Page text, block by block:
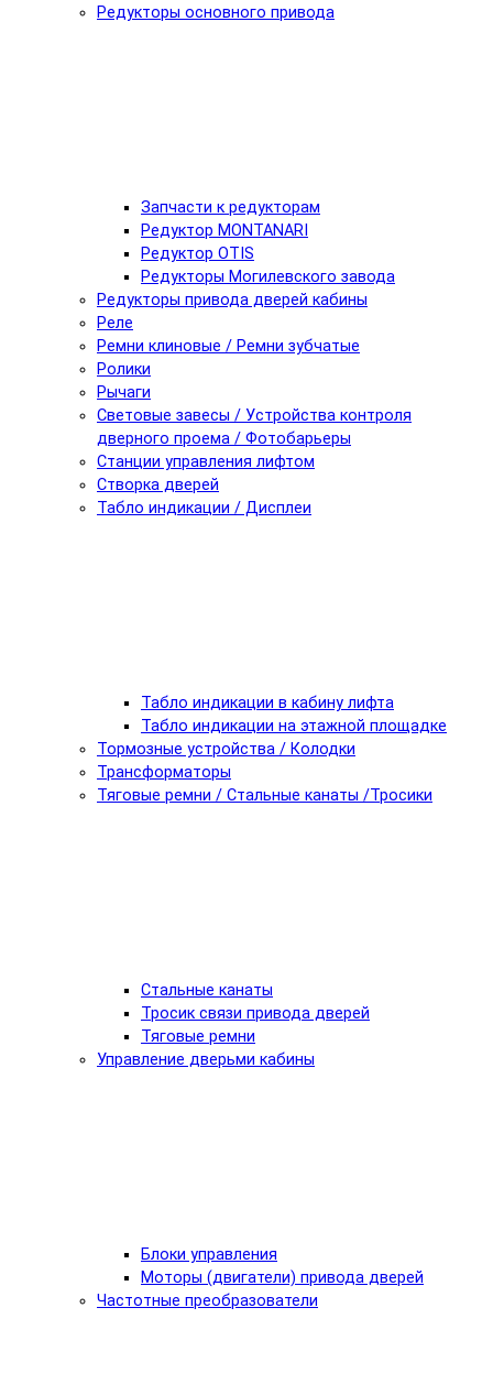
Редукторы основного привода
Запчасти к редукторам
Редуктор MONTANARI
Редуктор OTIS
Редукторы Могилевского завода
Редукторы привода дверей кабины
Реле
Ремни клиновые / Ремни зубчатые
Ролики
Рычаги
Световые завесы / Устройства контроля
дверного проема / Фотобарьеры
Станции управления лифтом
Створка дверей
Табло индикации / Дисплеи
Табло индикации в кабину лифта
Табло индикации на этажной площадке
Тормозные устройства / Колодки
Трансформаторы
Тяговые ремни / Стальные канаты /Тросики
Стальные канаты
Тросик связи привода дверей
Тяговые ремни
Управление дверьми кабины
Блоки управления
Моторы (двигатели) привода дверей
Частотные преобразователи